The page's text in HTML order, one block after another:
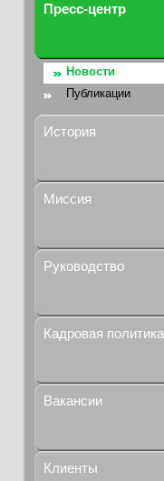
Пресс-центр
Новости
Публикации
История
Миссия
Руководство
Кадровая политика
Вакансии
Клиенты